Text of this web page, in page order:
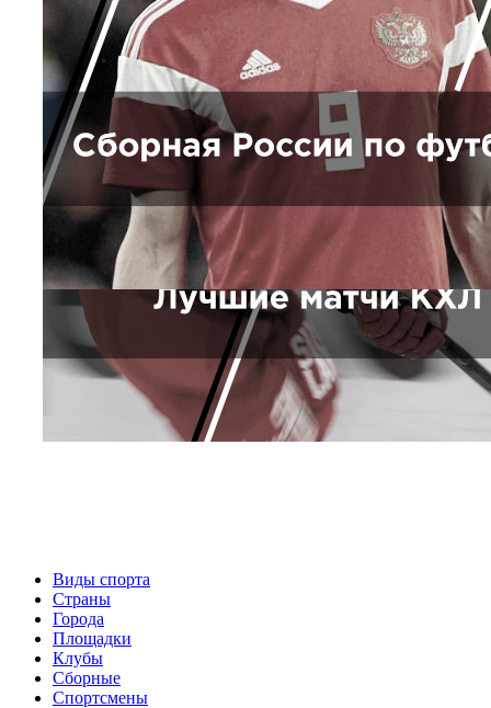
Виды спорта
Страны
Города
Площадки
Клубы
Сборные
Спортсмены